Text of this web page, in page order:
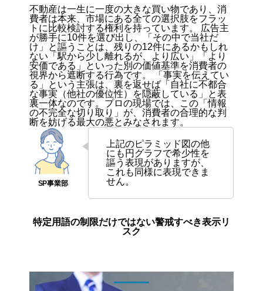
不動産は一生に一度の大きな買い物であり、消
費者は本来、市場にある全ての選択肢をフラッ
トに比較検討する権利を持っています。 広告主
が勝手に10件を選び出し、「その中で当社だ
け」と謳うことは、残りの12件にあるかもしれ
ない「駅から少し離れるが、より広い」「より
安価である」といった別の価値基準を消費者の
視界から遮断する行為です。 「事実を伝えてい
る」という主張は、裏を返せば「自社に不都合
な事実（他社の優位性）を隠蔽している」と表
裏一体なのです。プロの現場では、この「情報
の不完全な切り取り」が、消費者の合理的な判
断を妨げる最大の悪とみなされます。
上記のピラミッド図の他
にも円グラフで希少性を
謳う表現がありますが、
これも同様に表現できま
せん。
特定用語の制限だけではない警戒すべき表示リ
スク